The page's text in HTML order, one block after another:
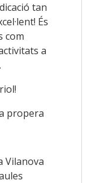
tan
És
com
a
propera
Vilanova